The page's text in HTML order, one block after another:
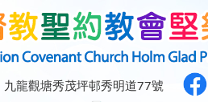
九龍觀塘秀茂坪邨秀明道77號